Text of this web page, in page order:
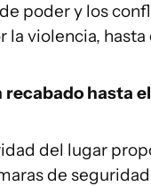
poder y los
la violencia,
recabado hasta
del lugar
de